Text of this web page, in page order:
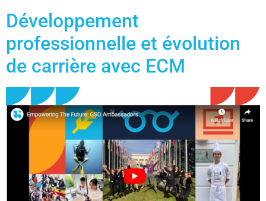
Développement
professionnelle et évolution
de carrière avec ECM